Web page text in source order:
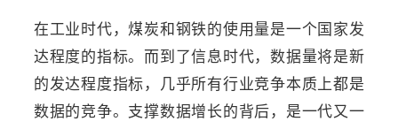
在工业时代，煤炭和钢铁的使用量是一个国家发
达程度的指标。而到了信息时代，数据量将是新
的发达程度指标，几乎所有行业竞争本质上都是
数据的竞争。支撑数据增长的背后，是一代又一